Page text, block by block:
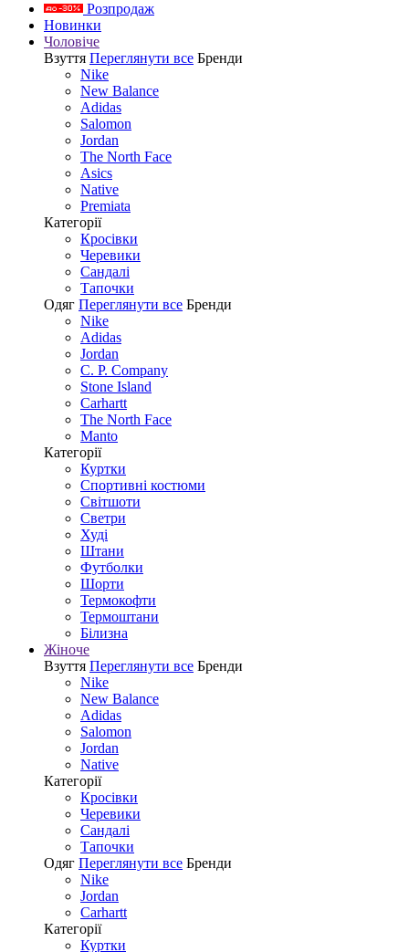
Розпродаж
Новинки
Чоловіче
Взуття Переглянути все Бренди
Nike
New Balance
Adidas
Salomon
Jordan
The North Face
Asics
Native
Premiata
Категорії
Кросівки
Черевики
Сандалі
Tапочки
Одяг Переглянути все Бренди
Nike
Adidas
Jordan
C. P. Company
Stone Island
Carhartt
The North Face
Manto
Категорії
Куртки
Спортивні костюми
Світшоти
Светри
Худі
Штани
Футболки
Шорти
Термокофти
Термоштани
Білизна
Жіноче
Взуття Переглянути все Бренди
Nike
New Balance
Adidas
Salomon
Jordan
Native
Категорії
Кросівки
Черевики
Сандалі
Tапочки
Одяг Переглянути все Бренди
Nike
Jordan
Carhartt
Категорії
Куртки